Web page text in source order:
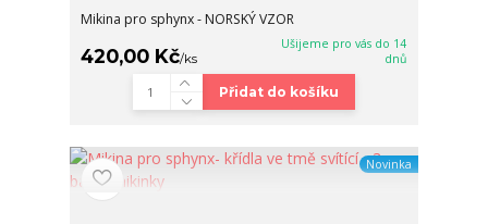
Mikina pro sphynx - NORSKÝ VZOR
420,00 Kč/ks
Ušijeme pro vás do 14
dnů
Přidat do košíku
Novinka